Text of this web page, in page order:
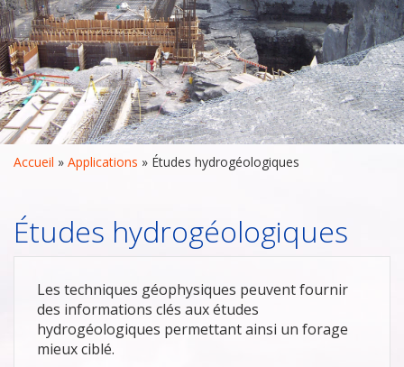
Accueil » Applications » Études hydrogéologiques
Études hydrogéologiques
Les techniques géophysiques peuvent fournir
des informations clés aux études
hydrogéologiques permettant ainsi un forage
mieux ciblé.